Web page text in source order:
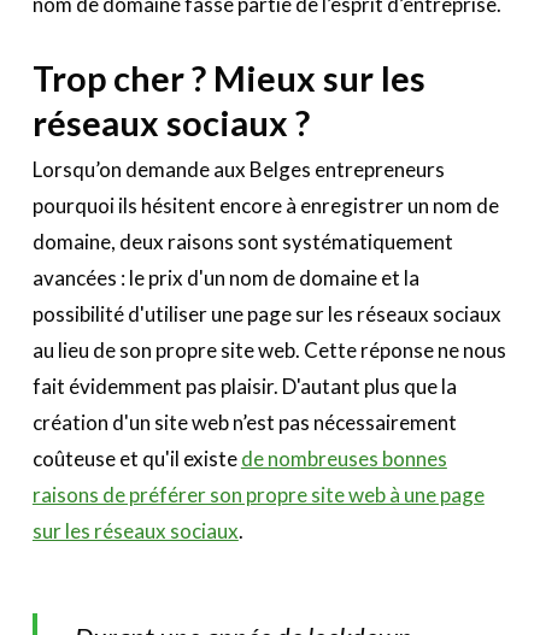
Trop cher ? Mieux sur les
réseaux sociaux ?
Lorsqu’on demande aux Belges entrepreneurs
pourquoi ils hésitent encore à enregistrer un nom de
domaine, deux raisons sont systématiquement
avancées : le prix d'un nom de domaine et la
possibilité d'utiliser une page sur les réseaux sociaux
au lieu de son propre site web. Cette réponse ne nous
fait évidemment pas plaisir. D'autant plus que la
création d'un site web n’est pas nécessairement
coûteuse et qu'il existede nombreuses bonnes
raisons de préférer son propre site web à une page
sur les réseaux sociaux.